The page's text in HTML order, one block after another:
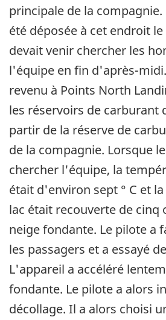
principale de la
été déposée à cet endroit
devait venir chercher les
l'équipe en fin d'après-
revenu à Points North
les réservoirs de carburant
partir de la réserve de
de la compagnie. Lorsque
chercher l'équipe, la
était d'environ sept ° C et
lac était recouverte de cinq
neige fondante. Le pilote a
les passagers et a essayé
L'appareil a accéléré
fondante. Le pilote a alors
décollage. Il a alors choisi